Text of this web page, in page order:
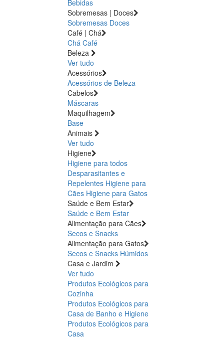
Bebidas
Sobremesas | Doces
Sobremesas Doces
Café | Chá
Chá Café
Beleza
Ver tudo
Acessórios
Acessórios de Beleza
Cabelos
Máscaras
Maquilhagem
Base
Animais
Ver tudo
Higiene
Higiene para todos
Desparasitantes e
Repelentes Higiene para
Cães Higiene para Gatos
Saúde e Bem Estar
Saúde e Bem Estar
Alimentação para Cães
Secos e Snacks
Alimentação para Gatos
Secos e Snacks Húmidos
Casa e Jardim
Ver tudo
Produtos Ecológicos para
Cozinha
Produtos Ecológicos para
Casa de Banho e Higiene
Produtos Ecológicos para
Casa